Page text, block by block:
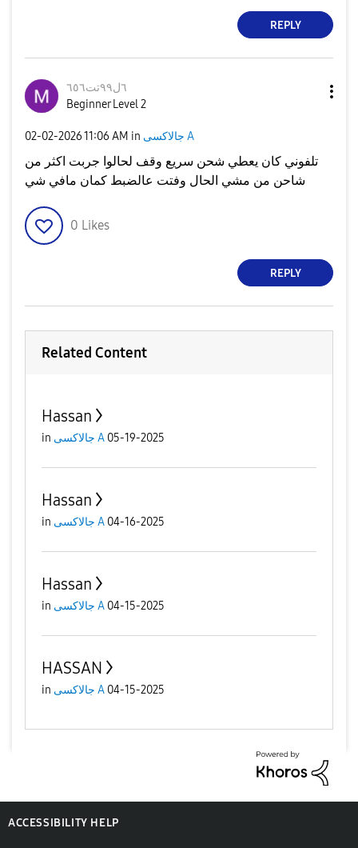
REPLY
٦ل٩٩تت٦٥٦
Beginner Level 2
‎02-02-202611:06 AM in جالاكسى A
تلفوني كان يعطي شحن سريع وقف لحالوا جربت اكثر من
شاحن من مشي الحال وفتت عالضبط كمان مافي شي
0 Likes
REPLY
Related Content
Hassan
in جالاكسى A 05-19-2025
Hassan
in جالاكسى A 04-16-2025
Hassan
in جالاكسى A 04-15-2025
HASSAN
in جالاكسى A 04-15-2025
ACCESSIBILITY HELP